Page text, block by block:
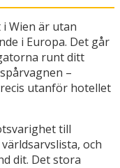
Wien är utan
i Europa. Det går
runt ditt
–
utanför hotellet
till
och
dit. Det stora